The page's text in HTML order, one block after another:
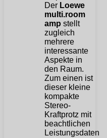
Der Loewe
multi.room
amp stellt
zugleich
mehrere
interessante
Aspekte in
den Raum.
Zum einen ist
dieser kleine
kompakte
Stereo-
Kraftprotz mit
beachtlichen
Leistungsdaten